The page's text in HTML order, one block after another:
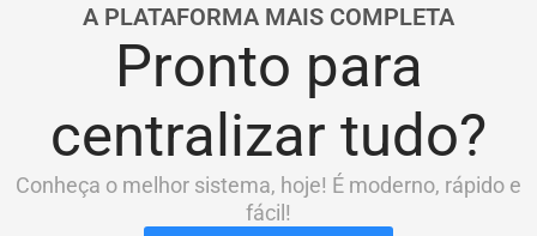
A PLATAFORMA MAIS COMPLETA
Pronto para
centralizar tudo?
Conheça o melhor sistema, hoje! É moderno, rápido e
fácil!